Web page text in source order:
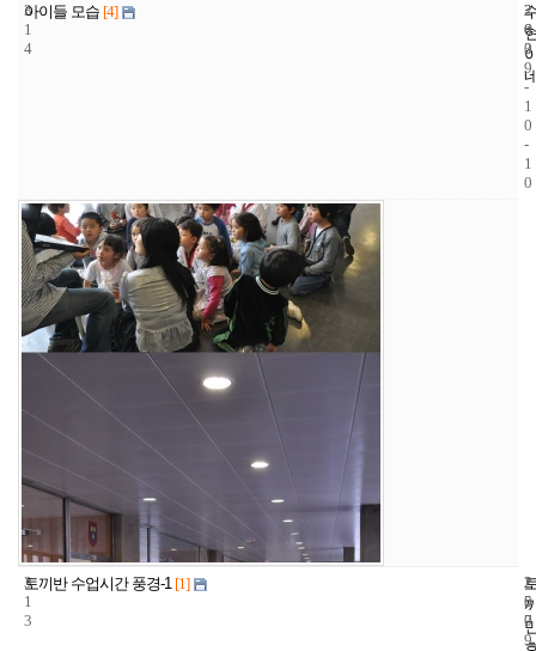
3
1
4
아이들 모습 [4]
2
6
3
2
0
0
9
-
1
0
-
1
0
3
1
3
토끼반 수업시간 풍경-1 [1]
2
5
7
2
0
0
9